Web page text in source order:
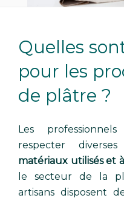
Quelles
pour les
de plâtre ?
Les
respecter
matériaux utilisés et
le secteur de la
artisans disposent